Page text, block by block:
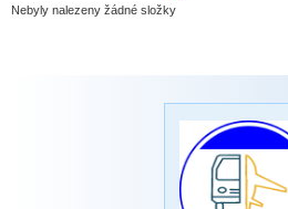
Nebyly nalezeny žádné složky